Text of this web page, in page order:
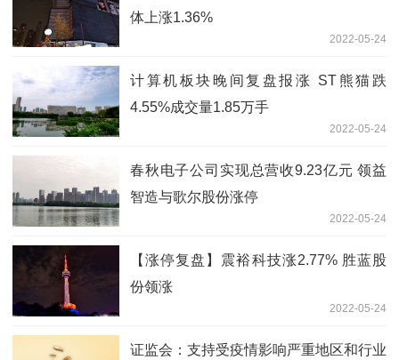
体上涨1.36%
2022-05-24
计算机板块晚间复盘报涨 ST熊猫跌
4.55%成交量1.85万手
2022-05-24
春秋电子公司实现总营收9.23亿元 领益
智造与歌尔股份涨停
2022-05-24
【涨停复盘】震裕科技涨2.77% 胜蓝股
份领涨
2022-05-24
证监会：支持受疫情影响严重地区和行业